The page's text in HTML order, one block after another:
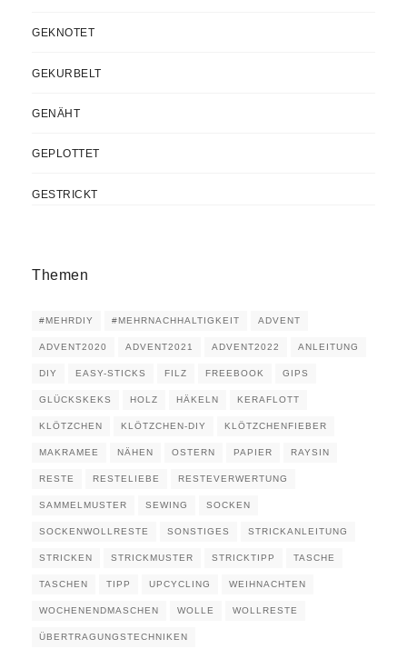
GEKNOTET
GEKURBELT
GENÄHT
GEPLOTTET
GESTRICKT
Themen
#MEHRDIY #MEHRNACHHALTIGKEIT ADVENT
ADVENT2020 ADVENT2021 ADVENT2022 ANLEITUNG
DIY EASY-STICKS FILZ FREEBOOK GIPS
GLÜCKSKEKS HOLZ HÄKELN KERAFLOTT
KLÖTZCHEN KLÖTZCHEN-DIY KLÖTZCHENFIEBER
MAKRAMEE NÄHEN OSTERN PAPIER RAYSIN
RESTE RESTELIEBE RESTEVERWERTUNG
SAMMELMUSTER SEWING SOCKEN
SOCKENWOLLRESTE SONSTIGES STRICKANLEITUNG
STRICKEN STRICKMUSTER STRICKTIPP TASCHE
TASCHEN TIPP UPCYCLING WEIHNACHTEN
WOCHENENDMASCHEN WOLLE WOLLRESTE
ÜBERTRAGUNGSTECHNIKEN